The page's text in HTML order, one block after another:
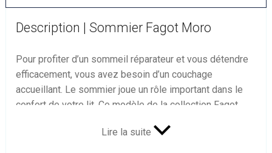
Description | Sommier Fagot Moro
Pour profiter d’un sommeil réparateur et vous détendre
efficacement, vous avez besoin d’un couchage
accueillant. Le sommier joue un rôle important dans le
confort de votre lit. Ce modèle de la collection Fagot
bien-être. Il optimise la qualité de votre sommeil et
Lire la suite